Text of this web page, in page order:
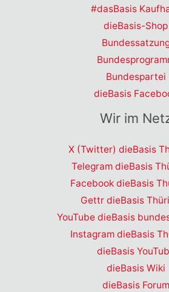
#dasBasis
dieBasis-Shop
Bundespartei
dieBasis
Wir im
X (Twitter) dieBasis
Telegram dieBasis
Facebook dieBasis
Gettr dieBasis
YouTube dieBasis
Instagram dieBasis
dieBasis
dieBasis Wiki
dieBasis Forum